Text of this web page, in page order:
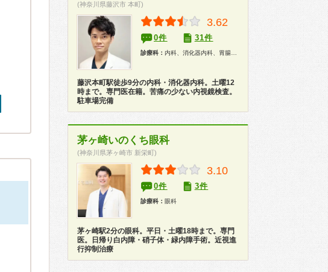
(神奈川県藤沢市 本町)
3.62
0件 31件
診療科： 内科、消化器内科、胃腸科、内視鏡、健康診断、人間ドック
藤沢本町駅徒歩9分の内科・消化器内科。土曜12
時まで。専門医在籍。苦痛の少ない内視鏡検査。
駐車場完備
茅ヶ崎いのくち眼科
(神奈川県茅ヶ崎市 新栄町)
3.10
0件 3件
診療科： 眼科
茅ヶ崎駅2分の眼科。平日・土曜18時まで。専門
医。日帰り白内障・硝子体・緑内障手術。近視進
行抑制治療